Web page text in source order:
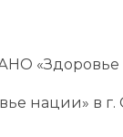
«Здоровье
нации»